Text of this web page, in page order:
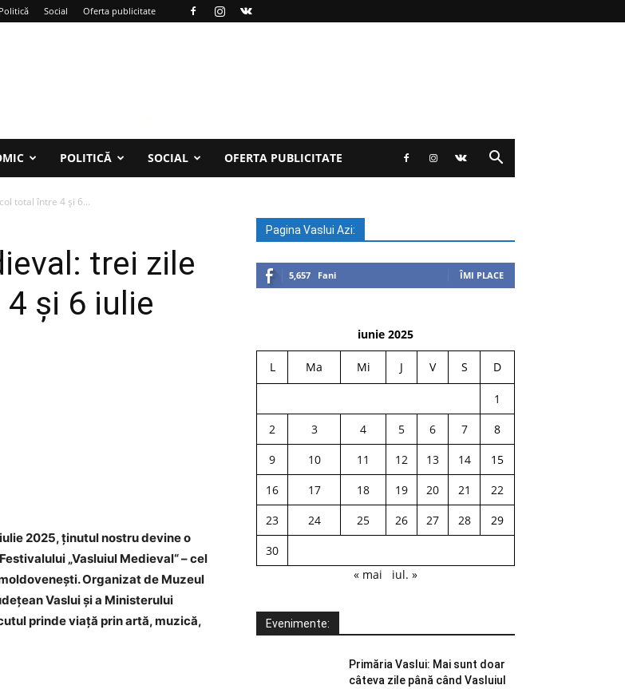
Politică Social Oferta publicitate
POLITICĂ SOCIAL OFERTA PUBLICITATE
total între 4 și 6...
trei zile
și 6 iulie
2025, ținutul nostru devine o
„Vasluiul Medieval“ – cel
Organizat de Muzeul
Vaslui și a Ministerului
prinde viață prin artă, muzică,
Pagina Vaslui Azi:
5,657 Fani ÎMI PLACE
iunie 2025
L Ma Mi J V S D
1
2
3 4 5 6 7
8
9
10 11 12 13 14
15
16
17 18 19 20 21
22
23
24 25 26 27 28
29
30
« mai
iul. »
Evenimente:
Primăria Vaslui: Mai sunt doar
câteva zile până când Vasluiul